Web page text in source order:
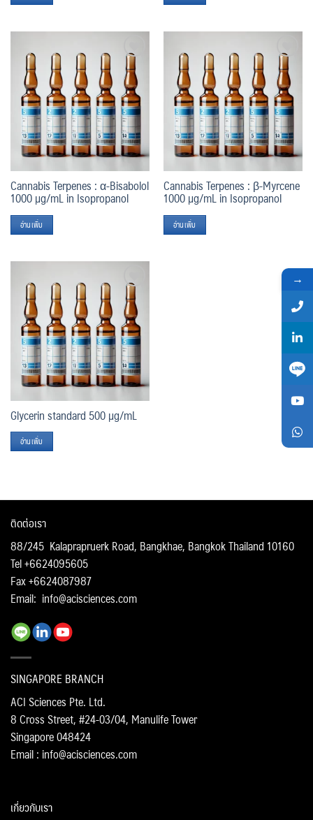
Add
to
wishlist
Cannabis Terpenes : α-Bisabolol
1000 µg/mL in Isopropanol
อ่านเพิ่ม
Add
to
wishlist
Cannabis Terpenes : β-Myrcene
1000 µg/mL in Isopropanol
อ่านเพิ่ม
Add
to
wishlist
Glycerin standard 500 µg/mL
อ่านเพิ่ม
ติดต่อเรา
88/245 Kalaprapruerk Road, Bangkhae, Bangkok Thailand 10160
Tel +6624095605
Fax +6624087987
Email: info@acisciences.com
SINGAPORE BRANCH
ACI Sciences Pte. Ltd.
8 Cross Street, #24-03/04, Manulife Tower
Singapore 048424
Email : info@acisciences.com
เกี่ยวกับเรา
→